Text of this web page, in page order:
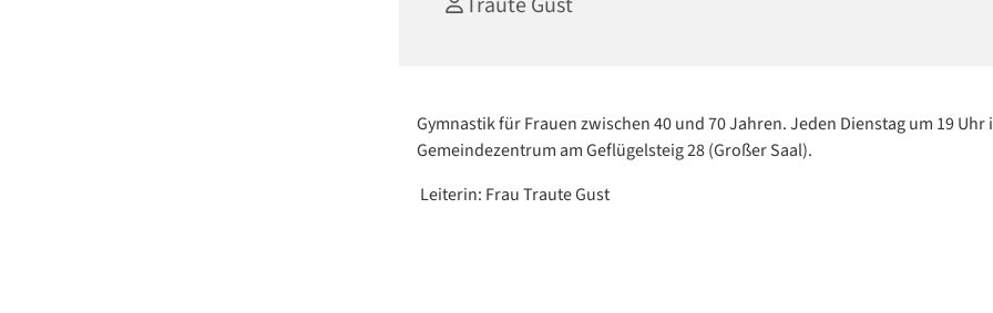
Gymnastik für Frauen zwischen 40 und 70 Jahren. Jeden Dienstag um 19 Uhr
Gemeindezentrum am Geflügelsteig 28 (Großer Saal).
Leiterin: Frau Traute Gust